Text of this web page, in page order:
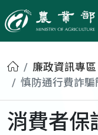
農業部
首頁廉政資訊專區
慎防通行費詐
消費者保